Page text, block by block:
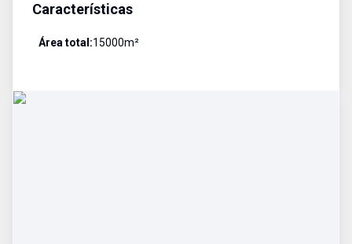
Características
Área total:15000m²